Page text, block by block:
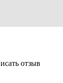
отзыв